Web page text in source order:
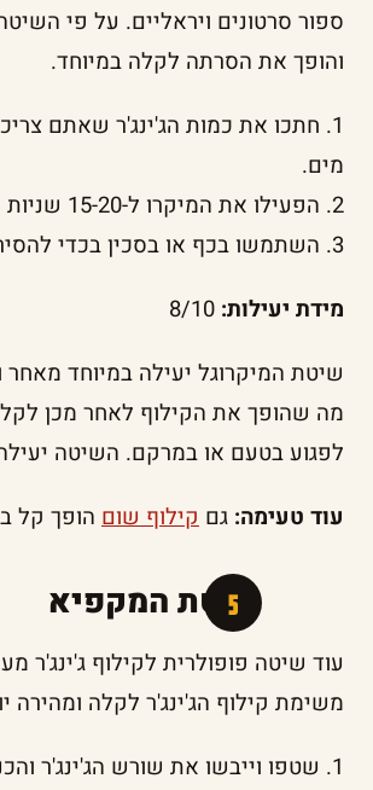
ספור סרטונים ויראליים. על פי
והופך את הסרתה לקלה במיוחד.
1. חתכו את כמות הג'ינג'ר שאתם
מים.
2. הפעילו את המיקרו ל-15-20 שניות או עד שהג'ינג'ר חמים ורך.
3. השתמשו בכף או בסכין בכדי להסיר את הקליפה בקלות.
מידת יעילות:
שיטת המיקרוגל יעילה במיוחד
מה שהופך את הקילוף לאחר מכן
לפגוע בטעם או במרקם. השיטה
עוד טעימה: גם קילוף שום הופך קל
שיטת המקפיא
עוד שיטה פופולרית לקילוף
משימת קילוף הג'ינג'ר לקלה ומהירה
1. שטפו וייבשו את שורש הג'ינג'ר והכניסו לשקית אטומה.